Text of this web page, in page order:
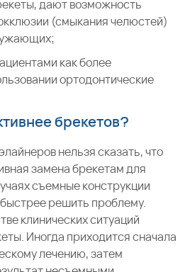
дают возможность
(смыкания челюстей)
как более
ортодонтические
брекетов?
нельзя сказать, что
замена брекетам для
съемные конструкции
решить проблему.
клинических ситуаций
Иногда приходится сначала
лечению, затем